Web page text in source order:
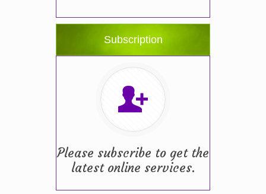
Subscription
Please subscribe to get the
latest online services.